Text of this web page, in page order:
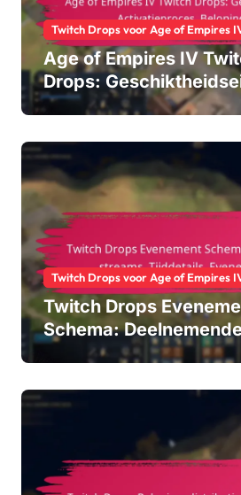
Twitch Drops voor Age of Empires
Age of Empires IV
Drops:
Activatieproces,
Twitch Drops voor Age of Empires
Twitch Drops
Schema:
streams, Tijddetails,